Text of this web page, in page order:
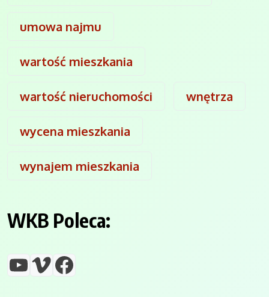
umowa najmu
wartość mieszkania
wartość nieruchomości wnętrza
wycena mieszkania
wynajem mieszkania
WKB Poleca:
YouTube
VimeoFacebook